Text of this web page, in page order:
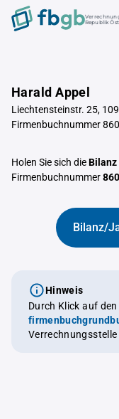
Republik
Harald Appel
Liechtensteinstr. 25,
Firmenbuchnummer
Holen Sie sich dieBilanz
Firmenbuchnummer
Bilanz/
Hinweis
Durch Klick auf